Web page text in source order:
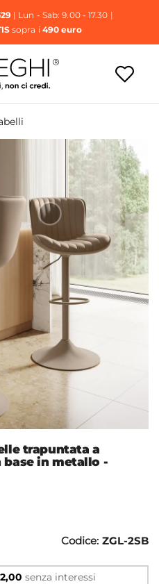
| Lun - Sab: 9.00 - 17.30 |
sopra i 490 euro
trapuntata a
in metallo -
Codice: ZGL-2SB
senza interessi